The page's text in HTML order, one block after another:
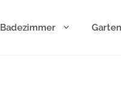
Badezimmer